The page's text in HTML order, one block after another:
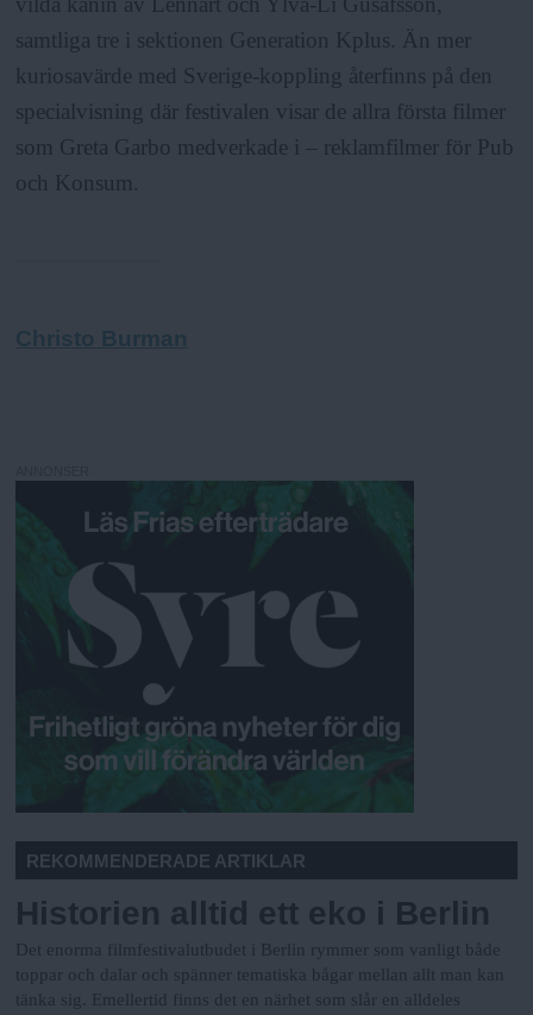
samtliga tre i sektionen Generation Kplus. Än mer
kuriosavärde med Sverige-koppling återfinns på den
specialvisning där festivalen visar de allra första filmer
som Greta Garbo medverkade i – reklamfilmer för Pub
och Konsum.
Christo Burman
REKOMMENDERADE ARTIKLAR
Historien alltid ett eko i Berlin
Det enorma filmfestivalutbudet i Berlin rymmer som vanligt både
toppar och dalar och spänner tematiska bågar mellan allt man kan
tänka sig. Emellertid finns det en närhet som slår en alldeles